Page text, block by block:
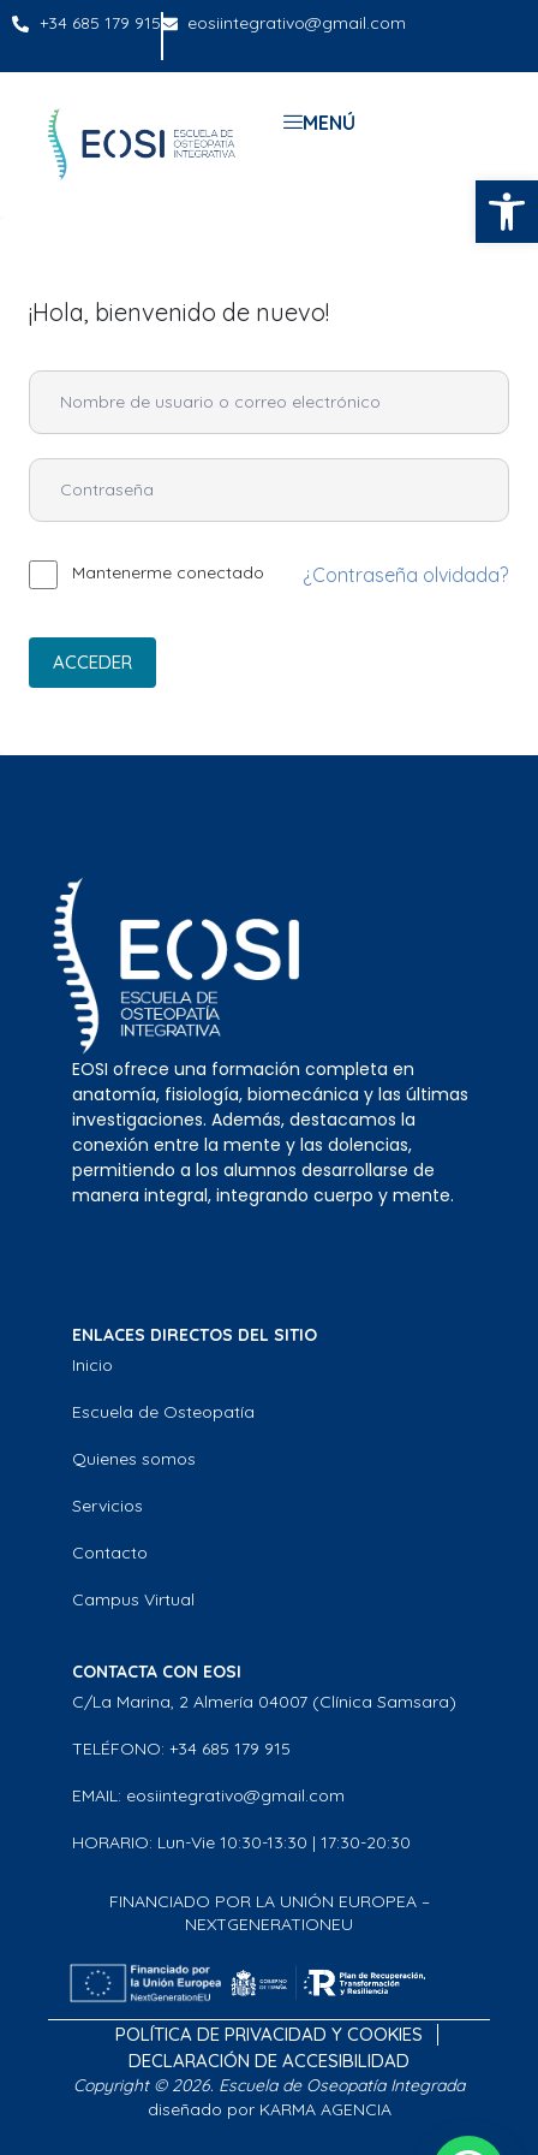
+34 685 179 915 eosiintegrativo@gmail.com
MENÚ
¡Hola, bienvenido de nuevo!
Mantenerme conectado ¿Contraseña olvidada?
ACCEDER
EOSI ofrece una formación completa en
anatomía, fisiología, biomecánica y las últimas
investigaciones. Además, destacamos la
conexión entre la mente y las dolencias,
permitiendo a los alumnos desarrollarse de
manera integral, integrando cuerpo y mente.
ENLACES DIRECTOS DEL SITIO
Inicio
Escuela de Osteopatía
Quienes somos
Servicios
Contacto
Campus Virtual
CONTACTA CON EOSI
C/La Marina, 2 Almería 04007 (Clínica Samsara)
TELÉFONO: +34 685 179 915
EMAIL: eosiintegrativo@gmail.com
HORARIO: Lun-Vie 10:30-13:30 | 17:30-20:30
FINANCIADO POR LA UNIÓN EUROPEA –
NEXTGENERATIONEU
POLÍTICA DE PRIVACIDAD Y COOKIES
DECLARACIÓN DE ACCESIBILIDAD
Copyright © 2026. Escuela de Oseopatía Integrada
diseñado por KARMA AGENCIA